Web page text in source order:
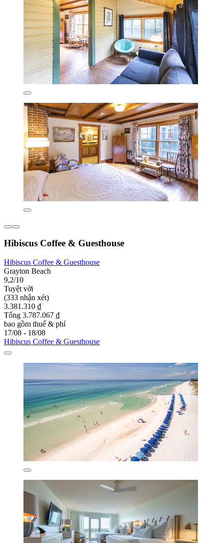
Hibiscus Coffee & Guesthouse
Hibiscus Coffee & Guesthouse
Grayton Beach
9,2/10
Tuyệt vời
(333 nhận xét)
3.381.310 ₫
Tổng 3.787.067 ₫
bao gồm thuế & phí
17/08 - 18/08
Hibiscus Coffee & Guesthouse